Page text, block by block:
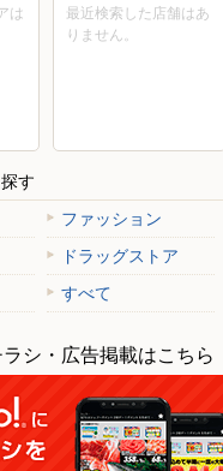
は
最近検索した店舗はあ
りません。
す
ファッション
ドラッグストア
すべて
シ・広告掲載はこちら